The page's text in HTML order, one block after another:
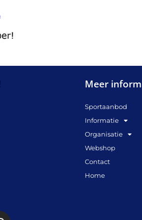
Meer
Sportaanbod
Informatie
Organisatie
Webshop
Contact
Home